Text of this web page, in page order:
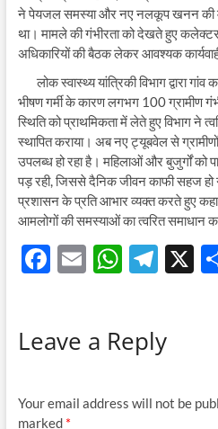
ने पेयजल समस्या और नए नलकूप खनन की
था। मामले की गंभीरता को देखते हुए
अधिकारियों की बैठक लेकर आवश्यक
लोक स्वास्थ्य यांत्रिकी विभाग द्वारा गांव
भीषण गर्मी के कारण लगभग 100 ग्रामीण
स्थिति को प्राथमिकता में लेते हुए विभाग ने
स्थापित कराया। अब नए ट्यूबवेल से
उपलब्ध हो रहा है। महिलाओं और बुजुर्गों को
पड़ रही, जिससे दैनिक जीवन काफी सहज हो
प्रशासन के प्रति आभार व्यक्त करते हुए कहा
आमलोगों की समस्याओं का त्वरित समाधान
F
b
o
E W
s
p
T
gr
m
X
Leave a Reply
Your email address will not be
marked *